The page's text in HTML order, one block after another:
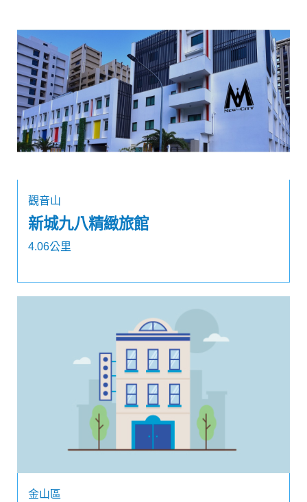
觀音山
新城九八精緻旅館
4.06公里
金山區